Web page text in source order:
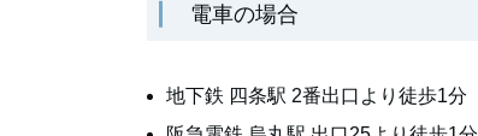
電車の場合
地下鉄 四条駅 2番出口より徒歩1分